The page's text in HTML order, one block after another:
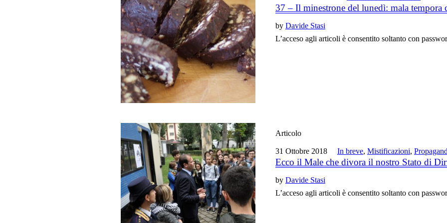
37 – Il minestrone del lunedì: mala tempora
byDavide Stasi
L’acceso agli articoli è consentito soltanto con
Articolo
31 Ottobre 2018 In breve,Mistificazioni,
Ecco il Male che divora il nostro Stato di
byDavide Stasi
L’acceso agli articoli è consentito soltanto con